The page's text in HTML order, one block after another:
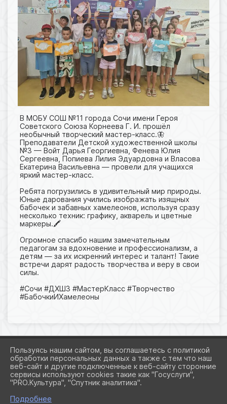
В МОБУ СОШ №11 города Сочи имени Героя
Советского Союза Корнеева Г. И. прошёл
необычный творческий мастер-класс.🦋
Преподаватели Детской художественной школы
№3 — Войт Дарья Георгиевна, Фенева Юлия
Сергеевна, Попиева Лилия Эдуардовна и Власова
Екатерина Васильевна — провели для учащихся
яркий мастер-класс.
Ребята погрузились в удивительный мир природы.
Юные дарования учились изображать изящных
бабочек и забавных хамелеонов, используя сразу
несколько техник: графику, акварель и цветные
маркеры.🖍️
Огромное спасибо нашим замечательным
педагогам за вдохновение и профессионализм, а
детям — за их искренний интерес и талант! Такие
встречи дарят радость творчества и веру в свои
силы.
#Сочи #ДХШ3 #МастерКласс #Творчество
#БабочкиИХамелеоны
2026 Г. ART-3.RU
ВХОД
КАРТА САЙТА
ПОЛИТИКА ОБРАБОТКИ ПЕРСОНАЛЬНЫХ ДАННЫХ
Пользуясь нашим сайтом, вы соглашаетесь с политикой
обработки персональных данных а также с тем что наш
веб-сайт и другие подключенные к веб-сайту сторонние
сервисы используют cookies такие как "Госуслуги",
"PRO.Культура", "Спутник аналитика".
Подробнее